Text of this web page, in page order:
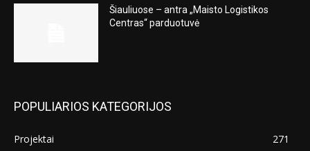
Šiauliuose – antra „Maisto Logistikos
Centras“ parduotuvė
POPULIARIOS KATEGORIJOS
Projektai
271